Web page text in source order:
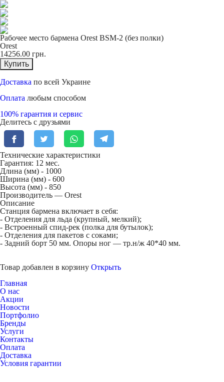
Рабочее место бармена Orest BSM-2 (без полки)
Orest
14256.00 грн.
Купить
Доставка по всей Украине
Оплата любым способом
100% гарантия и сервис
Делитесь с друзьями
Технические характеристики
Гарантия: 12 мес.
Длина (мм) - 1000
Ширина (мм) - 600
Высота (мм) - 850
Производитель — Orest
Описание
Станция бармена включает в себя:
- Отделения для льда (крупный, мелкий);
- Встроенный спид-рек (полка для бутылок);
- Отделения для пакетов с соками;
- Задний борт 50 мм. Опоры ног — тр.н/ж 40*40 мм.
Товар добавлен в корзину Открыть
Главная
О нас
Акции
Новости
Портфолио
Бренды
Услуги
Контакты
Оплата
Доставка
Условия гарантии